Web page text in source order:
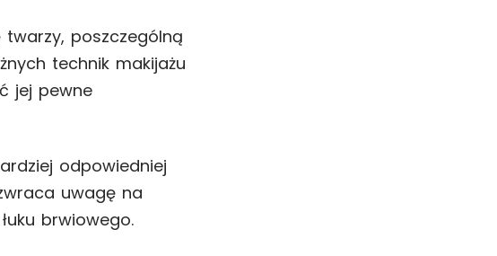
poszczególną
technik makijażu
jej pewne
odpowiedniej
uwagę na
brwiowego.